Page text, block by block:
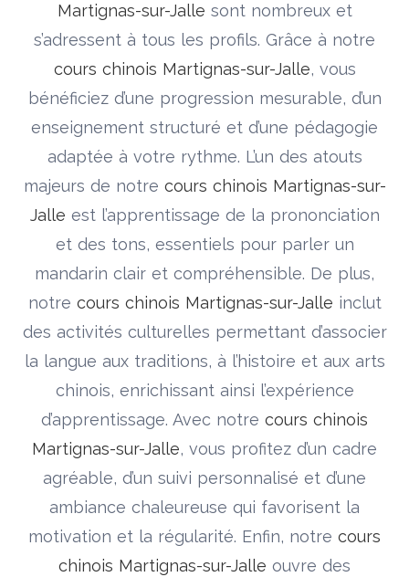
Martignas-sur-Jalle sont nombreux et
s’adressent à tous les profils. Grâce à notre
cours chinois Martignas-sur-Jalle, vous
bénéficiez d’une progression mesurable, d’un
enseignement structuré et d’une pédagogie
adaptée à votre rythme. L’un des atouts
majeurs de notre cours chinois Martignas-sur-
Jalle est l’apprentissage de la prononciation
et des tons, essentiels pour parler un
mandarin clair et compréhensible. De plus,
notre cours chinois Martignas-sur-Jalle inclut
des activités culturelles permettant d’associer
la langue aux traditions, à l’histoire et aux arts
chinois, enrichissant ainsi l’expérience
d’apprentissage. Avec notre cours chinois
Martignas-sur-Jalle, vous profitez d’un cadre
agréable, d’un suivi personnalisé et d’une
ambiance chaleureuse qui favorisent la
motivation et la régularité. Enfin, notre cours
chinois Martignas-sur-Jalle ouvre des